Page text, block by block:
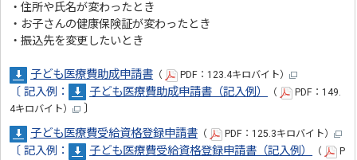
・住所や氏名が変わったとき
・お子さんの健康保険証が変わったとき
・振込先を変更したいとき
子ども医療費助成申請書 （ PDF：123.4キロバイト）
〔記入例： 子ども医療費助成申請書（記入例） （
PDF：149.
4キロバイト）
〕
子ども医療費受給資格登録申請書 （ PDF：125.3キロバイト）
〔記入例： 子ども医療費受給資格登録申請書（記入例） （
P